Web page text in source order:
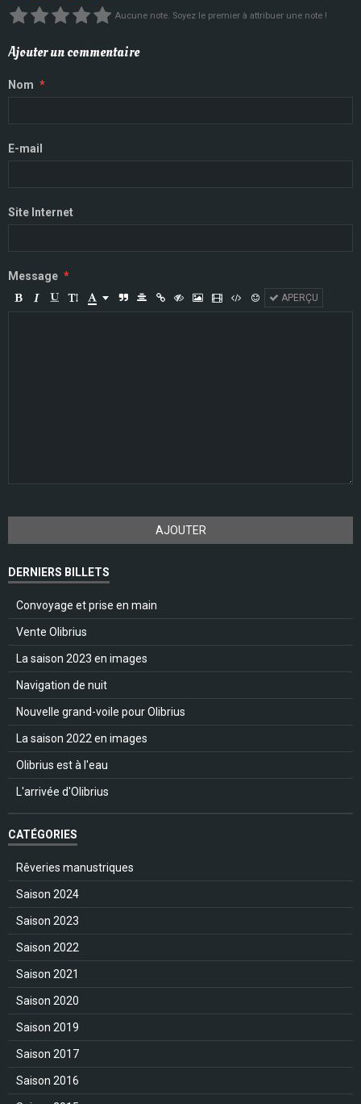
Aucune note. Soyez le premier à attribuer une note !
Ajouter un commentaire
Nom
E-mail
Site Internet
Message
APERÇU
AJOUTER
DERNIERS BILLETS
Convoyage et prise en main
Vente Olibrius
La saison 2023 en images
Navigation de nuit
Nouvelle grand-voile pour Olibrius
La saison 2022 en images
Olibrius est à l'eau
L'arrivée d'Olibrius
CATÉGORIES
Rêveries manustriques
Saison 2024
Saison 2023
Saison 2022
Saison 2021
Saison 2020
Saison 2019
Saison 2017
Saison 2016